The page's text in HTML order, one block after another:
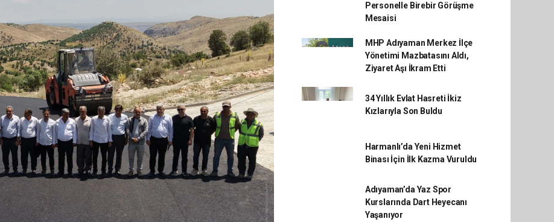
Personelle Birebir Görüşme
Mesaisi
MHP Adıyaman Merkez İlçe
Yönetimi Mazbatasını Aldı,
Ziyaret Aşı İkram Etti
34 Yıllık Evlat Hasreti İkiz
Kızlarıyla Son Buldu
Harmanlı’da Yeni Hizmet
Binası İçin İlk Kazma Vuruldu
Adıyaman’da Yaz Spor
Kurslarında Dart Heyecanı
Yaşanıyor